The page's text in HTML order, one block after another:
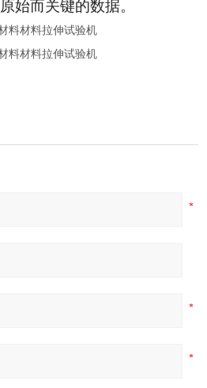
始而关键的数据。